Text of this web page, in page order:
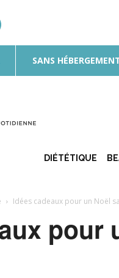
SANS
Bulle
DIÉTÉTIQUE
Idées cadeaux pour un Noël
pour